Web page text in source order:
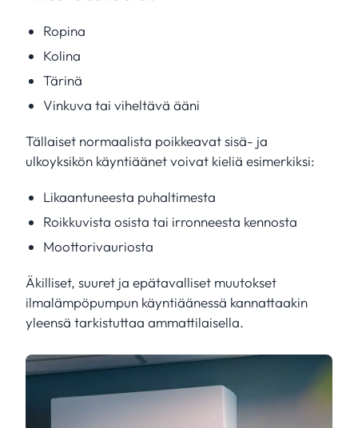
Ropina
Kolina
Tärinä
Vinkuva tai viheltävä ääni
Tällaiset normaalista poikkeavat sisä- ja
ulkoyksikön käyntiäänet voivat kieliä esimerkiksi:
Likaantuneesta puhaltimesta
Roikkuvista osista tai irronneesta kennosta
Moottorivauriosta
Äkilliset, suuret ja epätavalliset muutokset
ilmalämpöpumpun käyntiäänessä kannattaakin
yleensä tarkistuttaa ammattilaisella.